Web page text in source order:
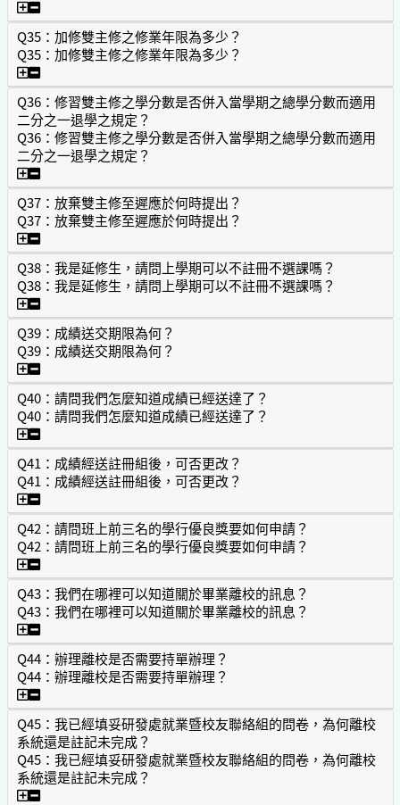
Q34：雙主修學生，可否於只修畢一系所學分時，先領取一
Q35：加修雙主修之修業年限為多少？
Q35：加修雙主修之修業年限為多少？
Q35：加修雙主修之修業年限為多少？
Q36：修習雙主修之學分數是否併入當學期之總學分數而適用
二分之一退學之規定？
Q36：修習雙主修之學分數是否併入當學期之總學分數而適用
二分之一退學之規定？
Q36：修習雙主修之學分數是否併入當學期之總學分數而適
Q37：放棄雙主修至遲應於何時提出？
Q37：放棄雙主修至遲應於何時提出？
Q37：放棄雙主修至遲應於何時提出？
Q38：我是延修生，請問上學期可以不註冊不選課嗎？
Q38：我是延修生，請問上學期可以不註冊不選課嗎？
Q38：我是延修生，請問上學期可以不註冊不選課嗎？
Q39：成績送交期限為何？
Q39：成績送交期限為何？
Q39：成績送交期限為何？
Q40：請問我們怎麼知道成績已經送達了？
Q40：請問我們怎麼知道成績已經送達了？
Q40：請問我們怎麼知道成績已經送達了？
Q41：成績經送註冊組後，可否更改？
Q41：成績經送註冊組後，可否更改？
Q41：成績經送註冊組後，可否更改？
Q42：請問班上前三名的學行優良獎要如何申請？
Q42：請問班上前三名的學行優良獎要如何申請？
Q42：請問班上前三名的學行優良獎要如何申請？
Q43：我們在哪裡可以知道關於畢業離校的訊息？
Q43：我們在哪裡可以知道關於畢業離校的訊息？
Q43：我們在哪裡可以知道關於畢業離校的訊息？
Q44：辦理離校是否需要持單辦理？
Q44：辦理離校是否需要持單辦理？
Q44：辦理離校是否需要持單辦理？
Q45：我已經填妥研發處就業暨校友聯絡組的問卷，為何離校
系統還是註記未完成？
Q45：我已經填妥研發處就業暨校友聯絡組的問卷，為何離校
系統還是註記未完成？
Q45：我已經填妥研發處就業暨校友聯絡組的問卷，為何離